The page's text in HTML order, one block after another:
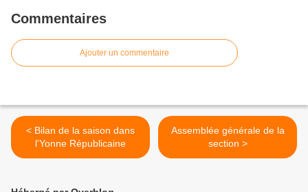
Commentaires
Ajouter un commentaire
< Bilan de la saison dans
l'Yonne Républicaine
Assemblée générale de la
section >